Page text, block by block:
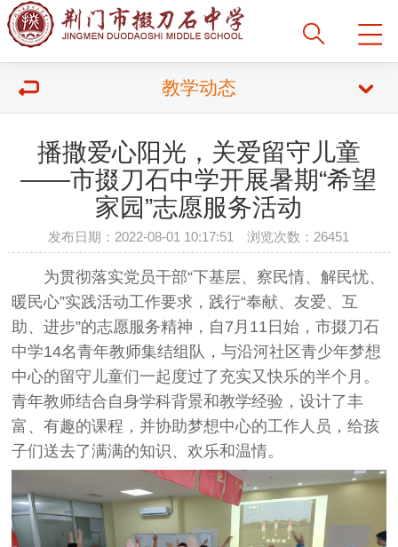
教学动态
播撒爱心阳光，关爱留守儿童
——市掇刀石中学开展暑期“希望
家园”志愿服务活动
发布日期：2022-08-01 10:17:51 浏览次数：26451
为贯彻落实党员干部“下基层、察民情、解民忧、
暖民心”实践活动工作要求，践行“奉献、友爱、互
助、进步”的志愿服务精神，自7月11日始，市掇刀石
中学14名青年教师集结组队，与沿河社区青少年梦想
中心的留守儿童们一起度过了充实又快乐的半个月。
青年教师结合自身学科背景和教学经验，设计了丰
富、有趣的课程，并协助梦想中心的工作人员，给孩
子们送去了满满的知识、欢乐和温情。